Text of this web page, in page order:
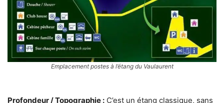
Emplacement postes à l’étang du Vaulaurent
Profondeur / Topographie : C’est un étang classique, sans